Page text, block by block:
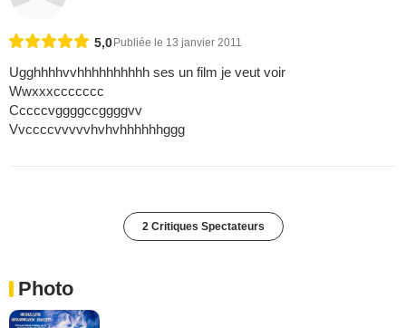
5,0Publiée le 13 janvier 2011
Ugghhhhvvhhhhhhhhhh ses un film je veut voir
Wwxxxccccccc
Cccccvggggccggggvv
Vvccccvvvvvhvhvhhhhhhggg
2 Critiques Spectateurs
Photo